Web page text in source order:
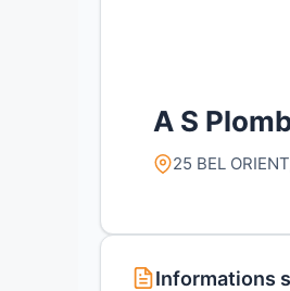
A S
25 BEL
Informations